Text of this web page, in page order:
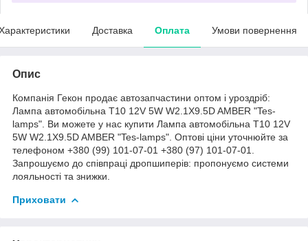
Доставка Оплата Умови повернення
Опис
Компанія Гекон продає автозапчастини оптом і уроздріб:
Лампа автомобільна T10 12V 5W W2.1X9.5D AMBER "Tes-
lamps". Ви можете у нас купити Лампа автомобільна T10 12V
5W W2.1X9.5D AMBER "Tes-lamps". Оптові ціни уточнюйте за
телефоном +380 (99) 101-07-01 +380 (97) 101-07-01.
Запрошуємо до співпраці дропшиперів: пропонуємо системи
лояльності та знижки.
Приховати